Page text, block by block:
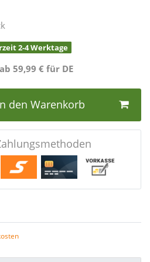
2-4 Werktage
59,99 € für DE
den Warenkorb